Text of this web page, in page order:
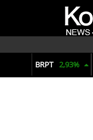
BRPT 2,93%
Menyajikan data
reksadana, bunga
penjualan mobil.